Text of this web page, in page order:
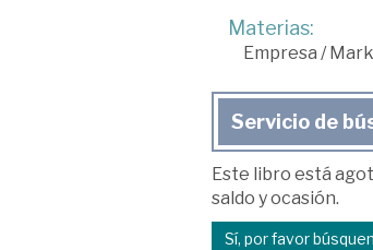
Materias:
Empresa /
Servicio de
Este libro está
saldo y ocasión.
Sí, por favor